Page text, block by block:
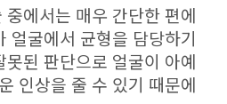
에서는 매우 간단한 편에
얼굴에서 균형을 담당하기
된 판단으로 얼굴이 아예
인상을 줄 수 있기 때문에